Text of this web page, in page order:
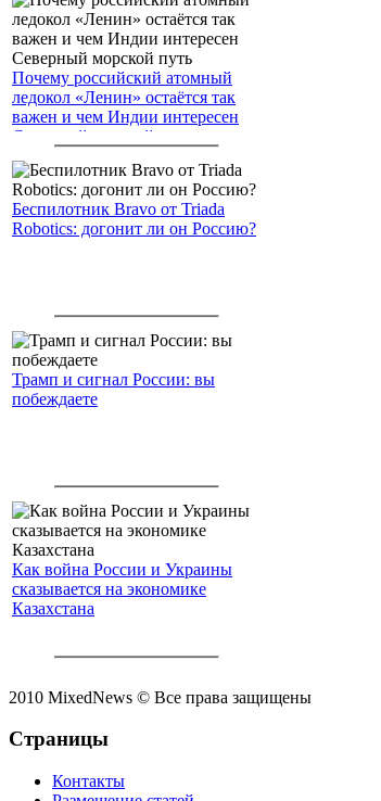
Почему российский атомный
ледокол «Ленин» остаётся так
важен и чем Индии интересен
Северный морской путь
Беспилотник Bravo от Triada
Robotics: догонит ли он Россию?
Трамп и сигнал России: вы
побеждаете
Как война России и Украины
сказывается на экономике
Казахстана
2010 MixedNews © Все права защищены
Страницы
Контакты